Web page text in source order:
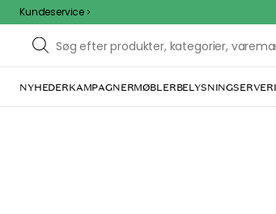
Kundeservice
NYHEDERKAMPAGNERMØBLERBELYSNING